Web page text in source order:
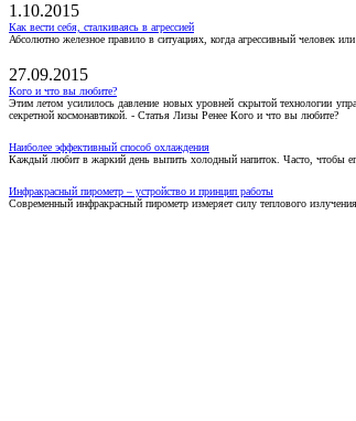
1.10.2015
Как вести себя, сталкиваясь в агрессией
Абсолютно железное правило в ситуациях, когда агрессивный человек
27.09.2015
Кого и что вы любите?
Этим летом усилилось давление новых уровней скрытой технологии
секретной космонавтикой. - Статья Лизы Ренее Кого и что вы любите?
Наиболее эффективный способ охлаждения
Каждый любит в жаркий день выпить холодный напиток. Часто, чтобы
Инфракрасный пирометр – устройство и принцип работы
Современный инфракрасный пирометр измеряет силу теплового